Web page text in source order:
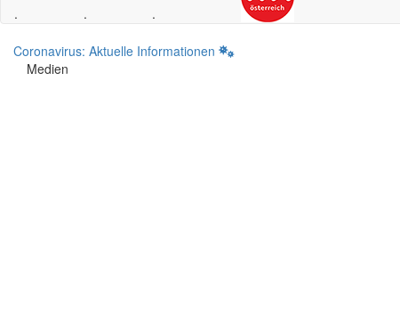
.
.
.
Coronavirus: Aktuelle Informationen
Medien